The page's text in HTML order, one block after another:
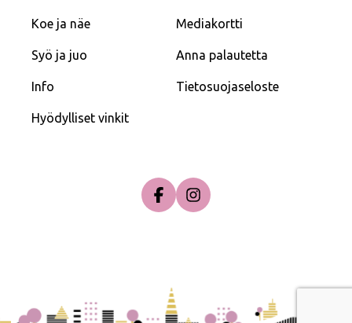
Koe ja näe
Syö ja juo
Info
Hyödylliset vinkit
Mediakortti
Anna palautetta
Tietosuojaseloste